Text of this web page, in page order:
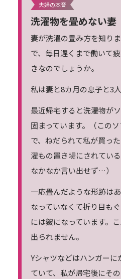
夫婦の本音
洗濯物を畳めない妻
妻が洗濯の畳み方を知り
で、毎日遅くまで働いて
きなのでしょうか。
私は妻と8カ月の息子と3
最近帰宅すると洗濯物が
固まっています。（この
で、ねだられて私が買っ
濯もの置き場にされてい
なかなか言い出せず…）
一応畳んだような形跡は
なっていなくて折り目も
には皴になっています。
出られません。
Yシャツなどはハンガーに
ていて、私が帰宅後にそ